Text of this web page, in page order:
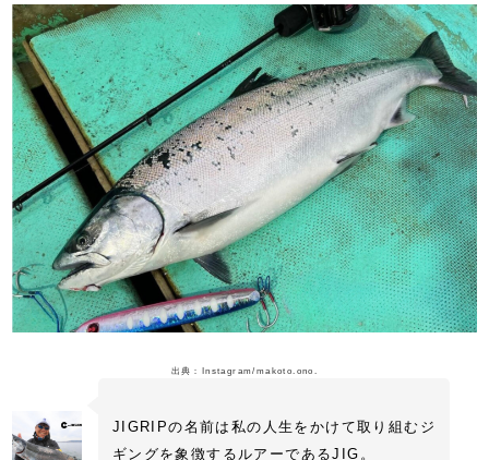
出典：Instagram/makoto.ono.
JIGRIPの名前は私の人生をかけて取り組むジ
ギングを象徴するルアーであるJIG。